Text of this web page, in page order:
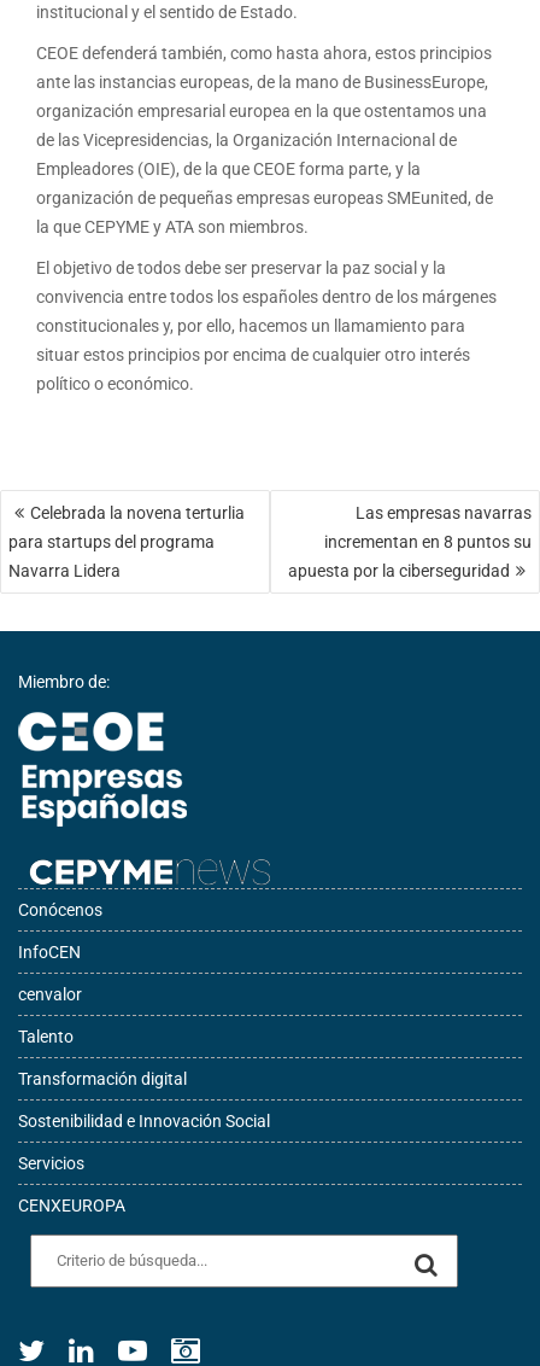
institucional y el sentido de Estado.
CEOE defenderá también, como hasta ahora, estos principios
ante las instancias europeas, de la mano de BusinessEurope,
organización empresarial europea en la que ostentamos una
de las Vicepresidencias, la Organización Internacional de
Empleadores (OIE), de la que CEOE forma parte, y la
organización de pequeñas empresas europeas SMEunited, de
la que CEPYME y ATA son miembros.
El objetivo de todos debe ser preservar la paz social y la
convivencia entre todos los españoles dentro de los márgenes
constitucionales y, por ello, hacemos un llamamiento para
situar estos principios por encima de cualquier otro interés
político o económico.
Navegación
entradas
Celebrada la novena terturlia
para startups del programa
Navarra Lidera
Las empresas navarras
incrementan en 8 puntos su
apuesta por la ciberseguridad
Miembro de:
Conócenos
InfoCEN
cenvalor
Talento
Transformación digital
Sostenibilidad e Innovación Social
Servicios
CENXEUROPA